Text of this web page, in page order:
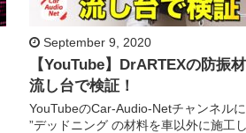
September 9, 2020
【YouTube】DrARTEXの防振
流し台で検証！
YouTubeのCar-Audio-Netチャンネル
”デッドニング の材料を車以外に施工